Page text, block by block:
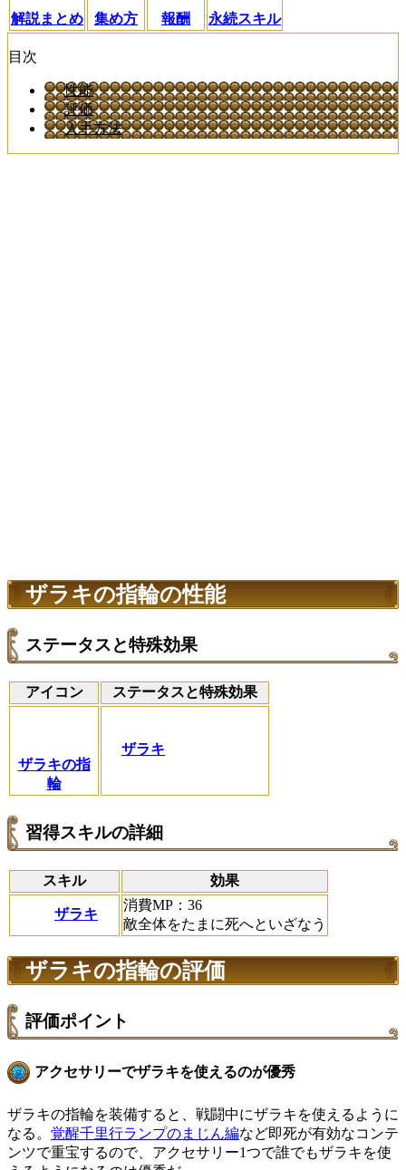
解説まとめ 集め方 報酬 永続スキル
目次
性能
評価
入手方法
ザラキの指輪の性能
ステータスと特殊効果
アイコン ステータスと特殊効果
ザラキの指
輪
ザラキ
習得スキルの詳細
スキル 効果
ザラキ
消費MP：36
敵全体をたまに死へといざなう
ザラキの指輪の評価
評価ポイント
アクセサリーでザラキを使えるのが優秀
ザラキの指輪を装備すると、戦闘中にザラキを使えるように
なる。 覚醒千里行ランプのまじん編など即死が有効なコンテ
ンツで重宝するので、アクセサリー1つで誰でもザラキを使